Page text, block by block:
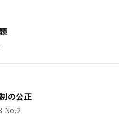
の公正
No.2